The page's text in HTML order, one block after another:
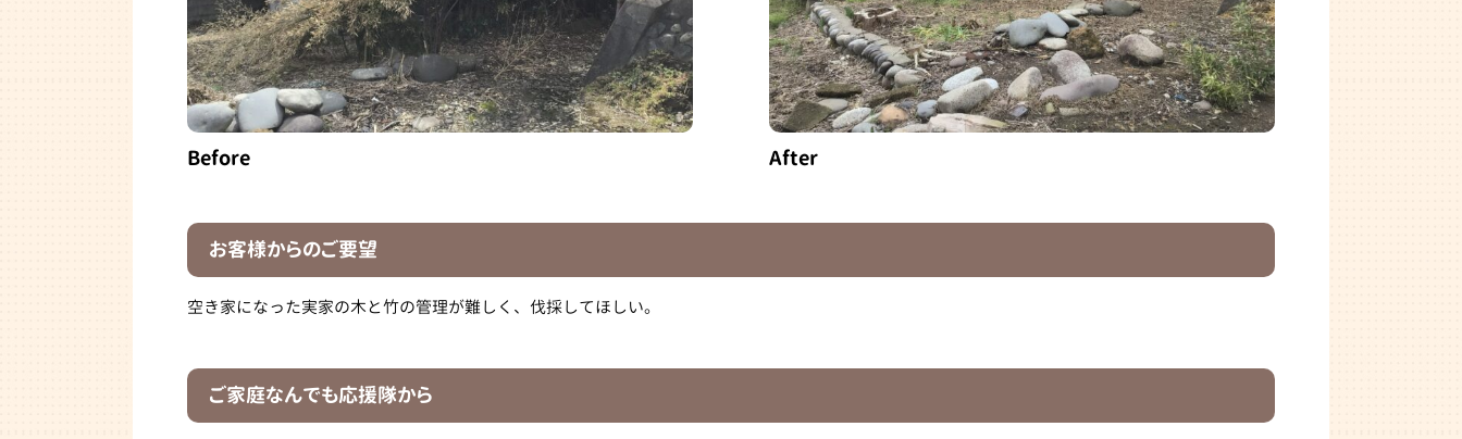
Before After
お客様からのご要望
空き家になった実家の木と竹の管理が難しく、伐採してほしい。
ご家庭なんでも応援隊から